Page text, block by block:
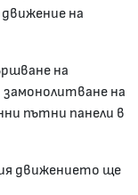
на
на
на
пътни панели в
движението ще